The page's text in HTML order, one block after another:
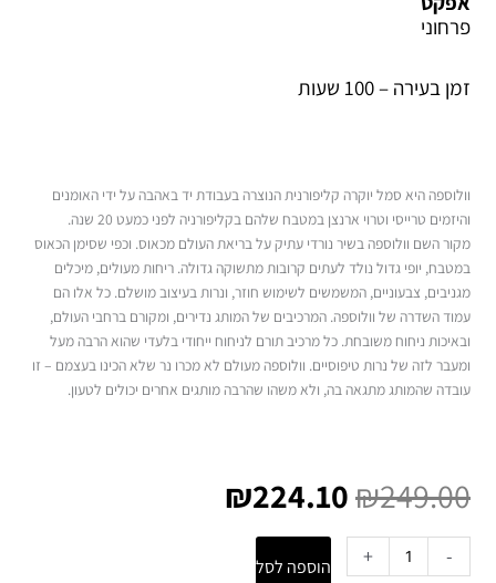
פרחוני
זמן בעירה –100 שעות
וולוספה היא סמל יוקרה קליפורנית הנוצרה בעבודת יד באהבה על ידי האומנים
והיזמים טרייסי וטרוי ארנצן במטבח שלהם בקליפורניה לפני כמעט 20 שנה.
מקור השם וולוספה בשיר נורדי עתיק על בריאת העולם מכאוס. וכפי שסימן הכאוס
במטבח, יופי גדול נולד לעתים קרובות מתשוקה גדולה. ריחות מעולים, מיכלים
מגניבים, צבעוניים, המשמשים לשימוש חוזר, ונרות בעיצוב מושלם. כל אלו הם
עמוד השדרה של וולוספה. המרכיבים של המותג נדירים, ומקורם ברחבי העולם,
ובאיכות ניחוח משובחת. כל מרכיב תורם לניחוח ייחודי בלעדי שהוא הרבה מעל
ומעבר לזה של נרות טיפוסיים. וולוספה מעולם לא מכרו נר שלא הכינו בעצמם – זו
עובדה שהמותג מתגאה בה, ולא משהו שהרבה מותגים אחרים יכולים לטעון.
₪249.00 המקורי
היה:
₪249.00.
₪224.10
-
של
+ הוספה לסל